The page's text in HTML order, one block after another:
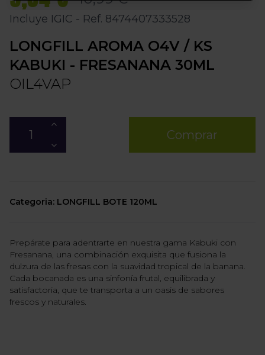
Incluye IGIC - Ref. 8474407333528
LONGFILL AROMA O4V / KS
KABUKI - FRESANANA 30ML
OIL4VAP
Comprar
Categoria: LONGFILL BOTE 120ML
Prepárate para adentrarte en nuestra gama Kabuki con
Fresanana, una combinación exquisita que fusiona la
dulzura de las fresas con la suavidad tropical de la banana.
Cada bocanada es una sinfonía frutal, equilibrada y
satisfactoria, que te transporta a un oasis de sabores
frescos y naturales.